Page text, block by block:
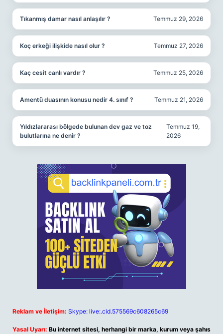
Tıkanmış damar nasıl anlaşılır ? Temmuz 29, 2026
Koç erkeği ilişkide nasıl olur ? Temmuz 27, 2026
Kaç cesit canlı vardır ? Temmuz 25, 2026
Amentü duasının konusu nedir 4. sınıf ? Temmuz 21, 2026
Yıldızlararası bölgede bulunan dev gaz ve toz
bulutlarına ne denir ?
Temmuz 19,
2026
Reklam ve İletişim: Skype: live:.cid.575569c608265c69
Yasal Uyarı: Bu internet sitesi, herhangi bir marka, kurum veya şahıs